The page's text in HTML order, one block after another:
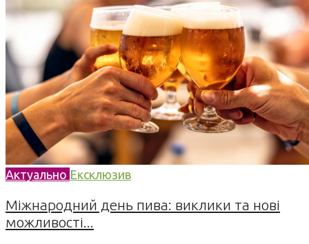
Актуально Ексклюзив
Міжнародний день пива: виклики та нові
можливості...